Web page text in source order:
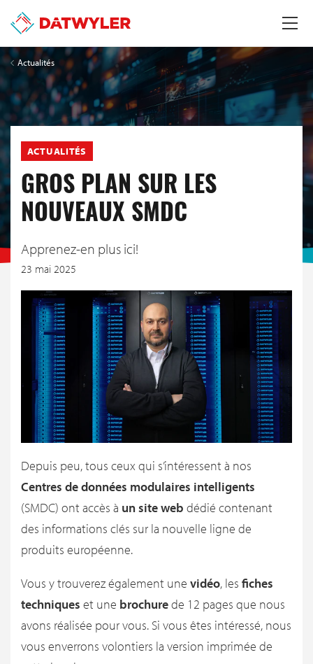
Actualités
ACTUALITÉS
GROS PLAN SUR LES
NOUVEAUX SMDC
Apprenez-en plus ici!
23 mai 2025
Depuis peu, tous ceux qui s’intéressent à nos
Centres de données modulaires intelligents
(SMDC) ont accès à un site web dédié contenant
des informations clés sur la nouvelle ligne de
produits européenne.
Vous y trouverez également une vidéo, les fiches
techniques et une brochurede 12 pages que nous
avons réalisée pour vous. Si vous êtes intéressé, nous
vous enverrons volontiers la version imprimée de